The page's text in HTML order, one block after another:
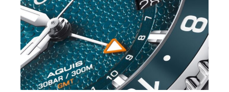
Shark
Limited
Edition